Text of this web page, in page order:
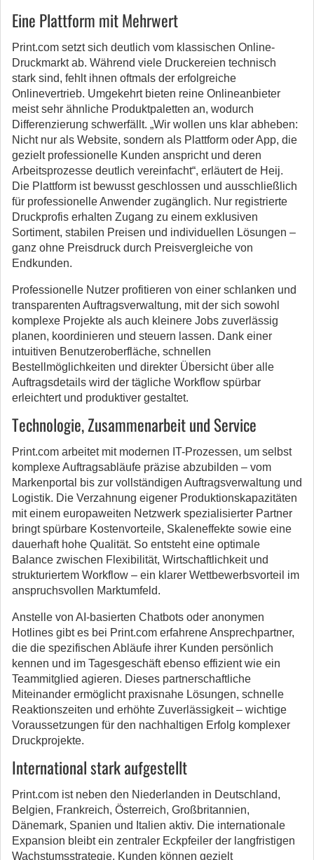
Eine Plattform mit Mehrwert
Print.com setzt sich deutlich vom klassischen Online-
Druckmarkt ab. Während viele Druckereien technisch
stark sind, fehlt ihnen oftmals der erfolgreiche
Onlinevertrieb. Umgekehrt bieten reine Onlineanbieter
meist sehr ähnliche Produktpaletten an, wodurch
Differenzierung schwerfällt. „Wir wollen uns klar abheben:
Nicht nur als Website, sondern als Plattform oder App, die
gezielt professionelle Kunden anspricht und deren
Arbeitsprozesse deutlich vereinfacht“, erläutert de Heij.
Die Plattform ist bewusst geschlossen und ausschließlich
für professionelle Anwender zugänglich. Nur registrierte
Druckprofis erhalten Zugang zu einem exklusiven
Sortiment, stabilen Preisen und individuellen Lösungen –
ganz ohne Preisdruck durch Preisvergleiche von
Endkunden.
Professionelle Nutzer profitieren von einer schlanken und
transparenten Auftragsverwaltung, mit der sich sowohl
komplexe Projekte als auch kleinere Jobs zuverlässig
planen, koordinieren und steuern lassen. Dank einer
intuitiven Benutzeroberfläche, schnellen
Bestellmöglichkeiten und direkter Übersicht über alle
Auftragsdetails wird der tägliche Workflow spürbar
erleichtert und produktiver gestaltet.
Technologie, Zusammenarbeit und Service
Print.com arbeitet mit modernen IT-Prozessen, um selbst
komplexe Auftragsabläufe präzise abzubilden – vom
Markenportal bis zur vollständigen Auftragsverwaltung und
Logistik. Die Verzahnung eigener Produktionskapazitäten
mit einem europaweiten Netzwerk spezialisierter Partner
bringt spürbare Kostenvorteile, Skaleneffekte sowie eine
dauerhaft hohe Qualität. So entsteht eine optimale
Balance zwischen Flexibilität, Wirtschaftlichkeit und
strukturiertem Workflow – ein klarer Wettbewerbsvorteil im
anspruchsvollen Marktumfeld.
Anstelle von AI-basierten Chatbots oder anonymen
Hotlines gibt es bei Print.com erfahrene Ansprechpartner,
die die spezifischen Abläufe ihrer Kunden persönlich
kennen und im Tagesgeschäft ebenso effizient wie ein
Teammitglied agieren. Dieses partnerschaftliche
Miteinander ermöglicht praxisnahe Lösungen, schnelle
Reaktionszeiten und erhöhte Zuverlässigkeit – wichtige
Voraussetzungen für den nachhaltigen Erfolg komplexer
Druckprojekte.
International stark aufgestellt
Print.com ist neben den Niederlanden in Deutschland,
Belgien, Frankreich, Österreich, Großbritannien,
Dänemark, Spanien und Italien aktiv. Die internationale
Expansion bleibt ein zentraler Eckpfeiler der langfristigen
Wachstumsstrategie. Kunden können gezielt